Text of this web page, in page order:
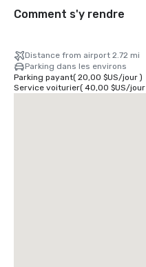
Comment s'y rendre
Distance from airport 2.72 mi
Parking dans les environs
Parking payant( 20,00 $US/jour)
Service voiturier( 40,00 $US/jour